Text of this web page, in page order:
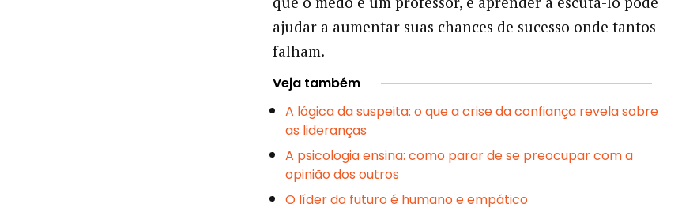
ajudar a aumentar suas chances de sucesso onde tantos
falham.
Veja também
A lógica da suspeita: o que a crise da confiança revela sobre
as lideranças
A psicologia ensina: como parar de se preocupar com a
opinião dos outros
O líder do futuro é humano e empático